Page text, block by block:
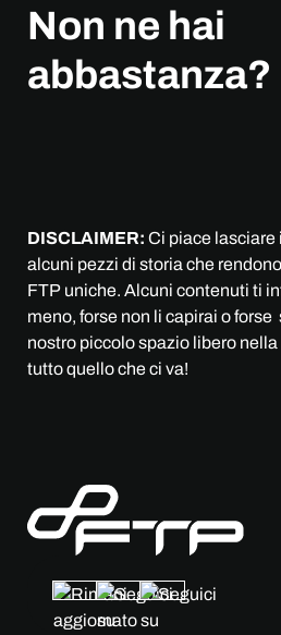
Non ne hai
abbastanza?
DISCLAIMER: Ci piace lasciare
alcuni pezzi di storia che
FTP uniche. Alcuni contenuti ti
meno, forse non li capirai o
nostro piccolo spazio libero
tutto quello che ci va!